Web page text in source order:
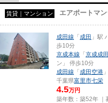
賃貸｜マンション エアポートマ
成田線 「成田 」駅
歩10分
京成本線 「京成成田
ン」 停歩10分
成田線 「成田空港
千葉県富里市七栄
4.5万円
築年数：築52年 ｜